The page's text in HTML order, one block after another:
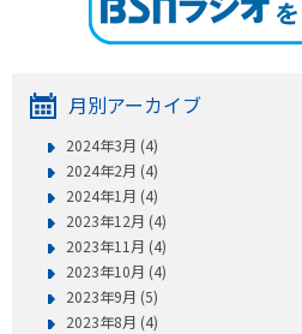
月別アーカイブ
2024年3月 (4)
2024年2月 (4)
2024年1月 (4)
2023年12月 (4)
2023年11月 (4)
2023年10月 (4)
2023年9月 (5)
2023年8月 (4)